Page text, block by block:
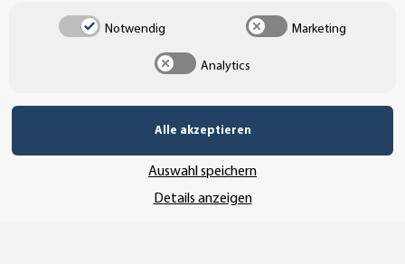
UNSERE ZAHLUNGSARTEN*
Notwendig Marketing
Analytics
Alle akzeptieren
Auswahl speichern
Details anzeigen